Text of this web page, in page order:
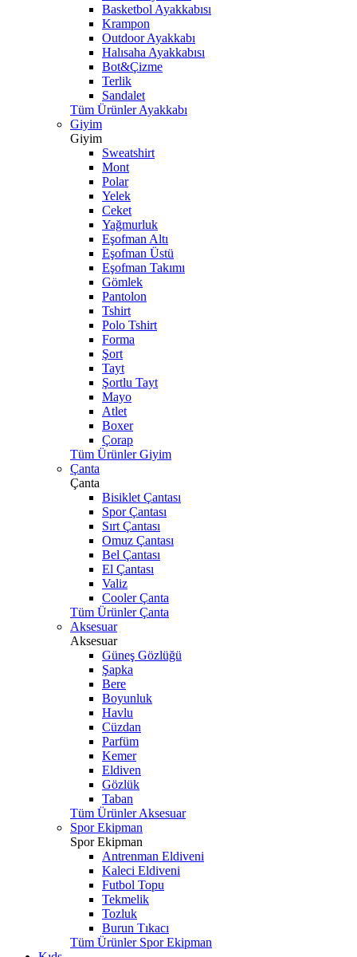
Basketbol Ayakkabısı
Krampon
Outdoor Ayakkabı
Halısaha Ayakkabısı
Bot&Çizme
Terlik
Sandalet
Tüm Ürünler Ayakkabı
Giyim
Giyim
Sweatshirt
Mont
Polar
Yelek
Ceket
Yağmurluk
Eşofman Altı
Eşofman Üstü
Eşofman Takımı
Gömlek
Pantolon
Tshirt
Polo Tshirt
Forma
Şort
Tayt
Şortlu Tayt
Mayo
Atlet
Boxer
Çorap
Tüm Ürünler Giyim
Çanta
Çanta
Bisiklet Çantası
Spor Çantası
Sırt Çantası
Omuz Çantası
Bel Çantası
El Çantası
Valiz
Cooler Çanta
Tüm Ürünler Çanta
Aksesuar
Aksesuar
Güneş Gözlüğü
Şapka
Bere
Boyunluk
Havlu
Cüzdan
Parfüm
Kemer
Eldiven
Gözlük
Taban
Tüm Ürünler Aksesuar
Spor Ekipman
Spor Ekipman
Antrenman Eldiveni
Kaleci Eldiveni
Futbol Topu
Tekmelik
Tozluk
Burun Tıkacı
Tüm Ürünler Spor Ekipman